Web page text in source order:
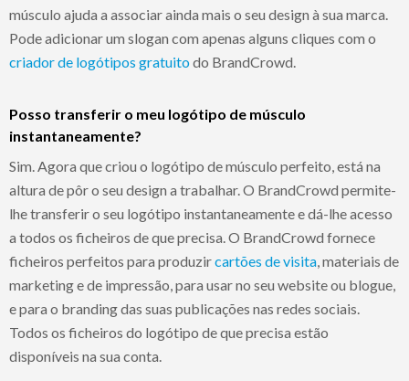
músculo ajuda a associar ainda mais o seu design à sua marca.
Pode adicionar um slogan com apenas alguns cliques com o
criador de logótipos gratuitodo BrandCrowd.
Posso transferir o meu logótipo de músculo
instantaneamente?
Sim. Agora que criou o logótipo de músculo perfeito, está na
altura de pôr o seu design a trabalhar. O BrandCrowd permite-
lhe transferir o seu logótipo instantaneamente e dá-lhe acesso
a todos os ficheiros de que precisa. O BrandCrowd fornece
ficheiros perfeitos para produzircartões de visita , materiais de
marketing e de impressão, para usar no seu website ou blogue,
e para o branding das suas publicações nas redes sociais.
Todos os ficheiros do logótipo de que precisa estão
disponíveis na sua conta.